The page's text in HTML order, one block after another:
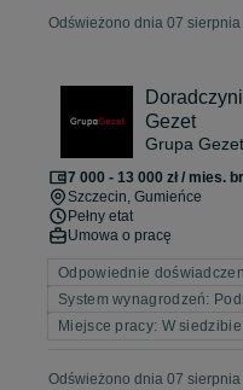
Odświeżono dnia 07 sierpnia
Gezet
Grupa Gezet
7 000 - 13 000 zł / mies.
Szczecin, Gumieńce
Pełny etat
Umowa o pracę
Odpowiednie
System wynagrodzeń:
Miejsce pracy: W
Odświeżono dnia 07 sierpnia